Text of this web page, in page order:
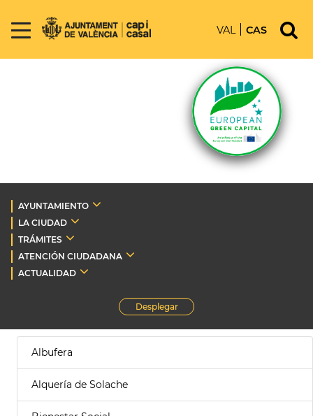
VAL CAS
AYUNTAMIENTO
LA CIUDAD
TRÁMITES
ATENCIÓN CIUDADANA
ACTUALIDAD
Desplegar
Albufera
Alquería de Solache